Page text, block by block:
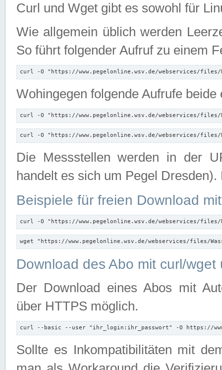
Curl und Wget gibt es sowohl für
Wie allgemein üblich werden
So führt folgender Aufruf zu einem
curl -O "https://www.pegelonline.wsv.de/webservices/files/
Wohingegen folgende Aufrufe beide
curl -O "https://www.pegelonline.wsv.de/webservices/files/
curl -O "https://www.pegelonline.wsv.de/webservices/files/
Die Messstellen werden in der
handelt es sich um Pegel
Beispiele für freien Download
curl -O "https://www.pegelonline.wsv.de/webservices/files/
wget "https://www.pegelonline.wsv.de/webservices/files/
Download des Abo mit curl/
Der Download eines Abos mit
über HTTPS möglich.
curl --basic --user "ihr_login:ihr_passwort" -O https://
Sollte es Inkompatibilitäten mit